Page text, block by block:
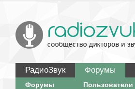
РадиоЗвук Форумы
Форумы Пользователи